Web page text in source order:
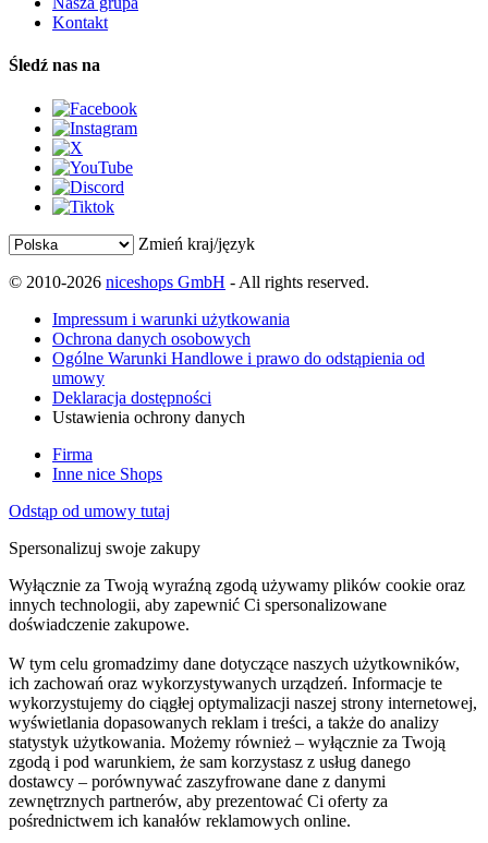
Kontakt
Śledź nas na
Zmień kraj/język
© 2010-2026 niceshops GmbH - All rights reserved.
Impressum i warunki użytkowania
Ochrona danych osobowych
Ogólne Warunki Handlowe i prawo do odstąpienia od
umowy
Deklaracja dostępności
Ustawienia ochrony danych
Firma
Inne nice Shops
Odstąp od umowy tutaj
Spersonalizuj swoje zakupy
Wyłącznie za Twoją wyraźną zgodą używamy plików cookie oraz
innych technologii, aby zapewnić Ci spersonalizowane
doświadczenie zakupowe.
W tym celu gromadzimy dane dotyczące naszych użytkowników,
ich zachowań oraz wykorzystywanych urządzeń. Informacje te
wykorzystujemy do ciągłej optymalizacji naszej strony internetowej,
wyświetlania dopasowanych reklam i treści, a także do analizy
statystyk użytkowania. Możemy również – wyłącznie za Twoją
zgodą i pod warunkiem, że sam korzystasz z usług danego
dostawcy – porównywać zaszyfrowane dane z danymi
zewnętrznych partnerów, aby prezentować Ci oferty za
pośrednictwem ich kanałów reklamowych online.